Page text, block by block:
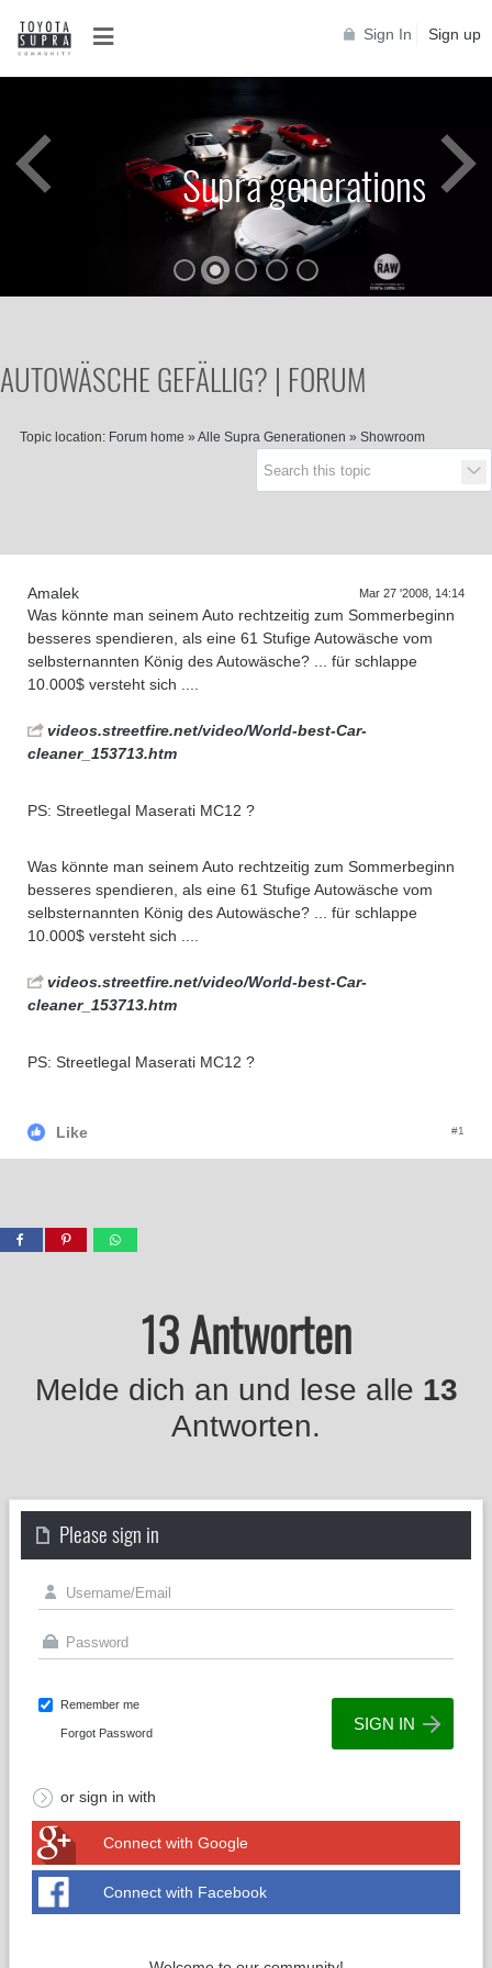
Sign In Sign up
Supra generations
Supra generations
AUTOWÄSCHE GEFÄLLIG? | FORUM
Topic location: Forum home » Alle Supra Generationen » Showroom
Amalek Mar 27 '2008, 14:14
Was könnte man seinem Auto rechtzeitig zum Sommerbeginn
besseres spendieren, als eine 61 Stufige Autowäsche vom
selbsternannten König des Autowäsche? ... für schlappe
10.000$ versteht sich ....
videos.streetfire.net/video/World-best-Car-
cleaner_153713.htm
PS: Streetlegal Maserati MC12 ?
Was könnte man seinem Auto rechtzeitig zum Sommerbeginn
besseres spendieren, als eine 61 Stufige Autowäsche vom
selbsternannten König des Autowäsche? ... für schlappe
10.000$ versteht sich ....
videos.streetfire.net/video/World-best-Car-
cleaner_153713.htm
PS: Streetlegal Maserati MC12 ?
Like #1
13 Antworten
Melde dich an und lese alle 13
Antworten.
Please sign in
Remember me
Forgot Password
or sign in with
Connect with Google
Connect with Facebook